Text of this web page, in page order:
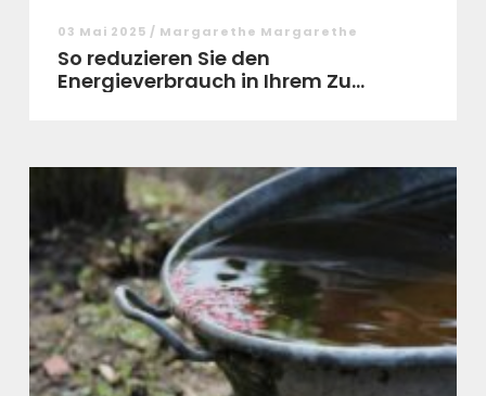
03 Mai 2025 / Margarethe Margarethe
So reduzieren Sie den
Energieverbrauch in Ihrem Zu...